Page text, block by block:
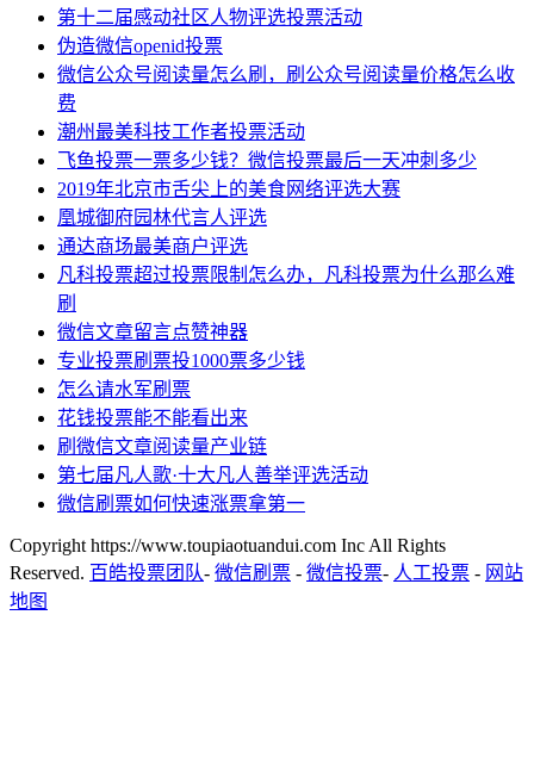
第十二届感动社区人物评选投票活动
伪造微信openid投票
微信公众号阅读量怎么刷，刷公众号阅读量价格怎么收
费
潮州最美科技工作者投票活动
飞鱼投票一票多少钱？微信投票最后一天冲刺多少
2019年北京市舌尖上的美食网络评选大赛
凰城御府园林代言人评选
通达商场最美商户评选
凡科投票超过投票限制怎么办，凡科投票为什么那么难
刷
微信文章留言点赞神器
专业投票刷票投1000票多少钱
怎么请水军刷票
花钱投票能不能看出来
刷微信文章阅读量产业链
第七届凡人歌·十大凡人善举评选活动
微信刷票如何快速涨票拿第一
Copyright https://www.toupiaotuandui.com Inc All Rights
Reserved. 百皓投票团队- 微信刷票 - 微信投票- 人工投票 - 网站
地图